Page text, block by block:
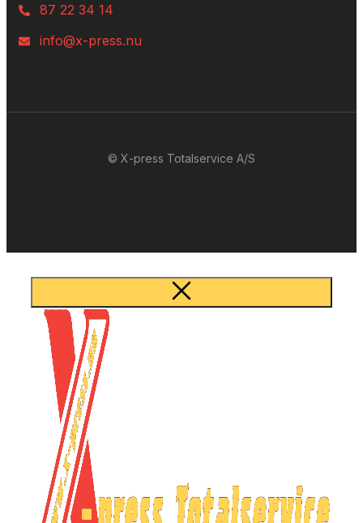
87 22 34 14
info@x-press.nu
© X-press Totalservice A/S